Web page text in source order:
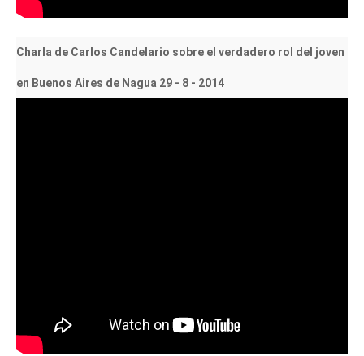
Charla de Carlos Candelario sobre el verdadero rol del joven
en Buenos Aires de Nagua 29 - 8 - 2014